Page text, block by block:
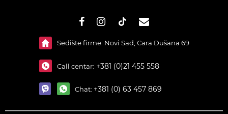
Sedište firme: Novi Sad, Cara Dušana 69
Call centar: +381 (0)21 455 558
Chat: +381 (0) 63 457 869